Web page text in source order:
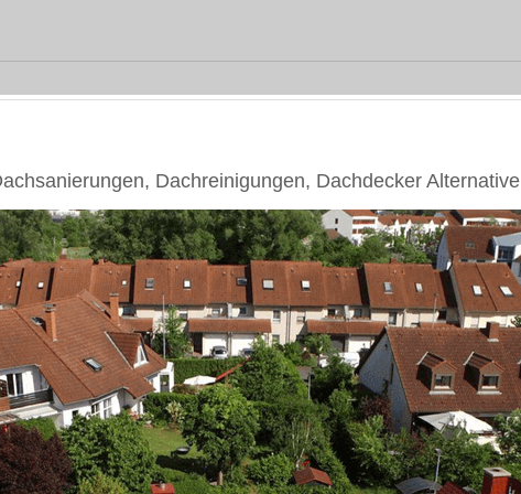
Dachreinigungen, Dachdecker Alternative